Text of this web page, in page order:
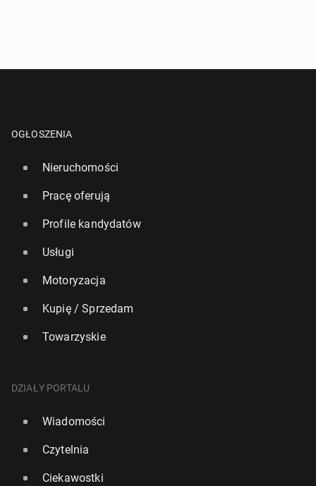
OGŁOSZENIA
Nieruchomości
Pracę oferują
Profile kandydatów
Usługi
Motoryzacja
Kupię / Sprzedam
Towarzyskie
DZIAŁY PORTALU
Wiadomości
Czytelnia
Ciekawostki